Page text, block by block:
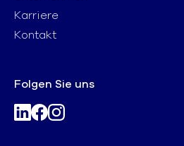
Karriere
Kontakt
Folgen Sie uns